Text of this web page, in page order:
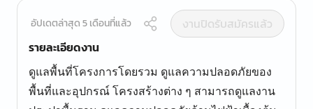
อัปเดตล่าสุด 5 เดือนที่แล้ว
งานปิดรับสมัครแล้ว
รายละเอียดงาน
ดูแลพื้นที่โครงการโดยรวม ดูแลความปลอดภัยของ
พื้นที่และอุปกรณ์ โครงสร้างต่าง ๆ สามารถดูแลงาน